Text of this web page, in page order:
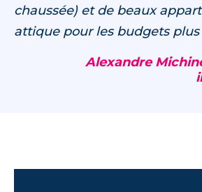
chaussée) et de beaux
attique pour les budgets
Alexandre